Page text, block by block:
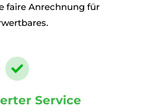
faire Anrechnung für

Service